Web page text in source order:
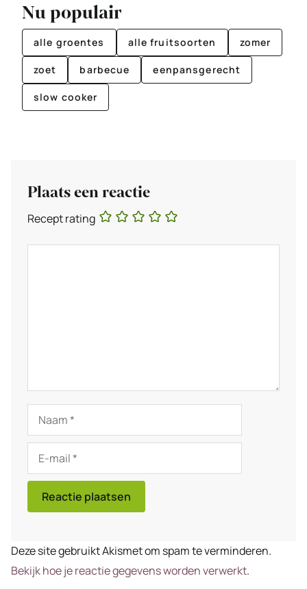
Nu populair
alle groentes alle fruitsoorten zomer
zoet barbecue eenpansgerecht
slow cooker
Plaats een reactie
Recept rating
Naam
mail
Deze site gebruikt Akismet om spam te verminderen.
Bekijk hoe je reactie gegevens worden verwerkt.